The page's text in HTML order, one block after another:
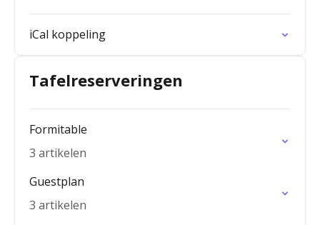
iCal koppeling
Tafelreserveringen
Formitable
3 artikelen
Guestplan
3 artikelen